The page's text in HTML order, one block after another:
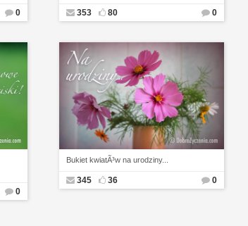
0 353 80 0
0
Bukiet kwiatÃ³w na urodziny...
345 36 0